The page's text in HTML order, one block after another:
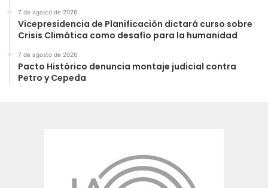
7 de agosto de 2026
Vicepresidencia de Planificación dictará curso sobre
Crisis Climática como desafío para la humanidad
7 de agosto de 2026
Pacto Histórico denuncia montaje judicial contra
Petro y Cepeda